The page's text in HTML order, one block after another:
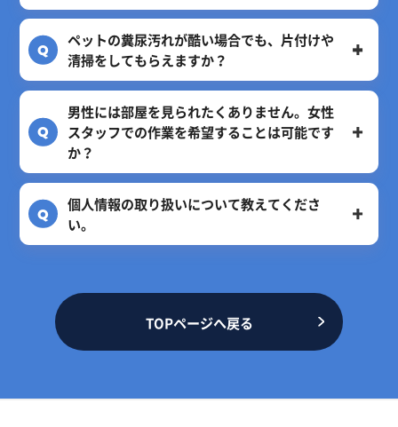
ペットの糞尿汚れが酷い場合でも、片付けや
清掃をしてもらえますか？
男性には部屋を見られたくありません。女性
スタッフでの作業を希望することは可能です
か？
個人情報の取り扱いについて教えてくださ
い。
TOPページへ戻る